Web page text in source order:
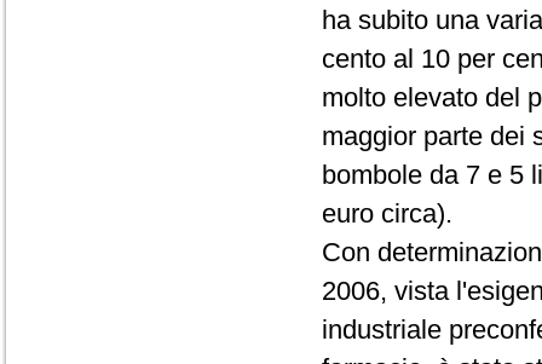
ha subito una
cento al 10 per
molto elevato del
maggior parte dei
bombole da 7 e 5
euro circa).
Con
2006, vista
industriale